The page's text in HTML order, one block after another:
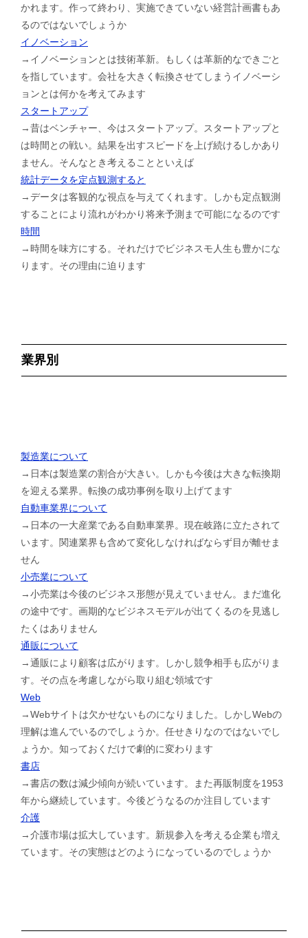
かれます。作って終わり、実施できていない経営計画書もあ
るのではないでしょうか
イノベーション
→イノベーションとは技術革新。もしくは革新的なできごと
を指しています。会社を大きく転換させてしまうイノベーシ
ョンとは何かを考えてみます
スタートアップ
→昔はベンチャー、今はスタートアップ。スタートアップと
は時間との戦い。結果を出すスピードを上げ続けるしかあり
ません。そんなとき考えることといえば
統計データを定点観測すると
→データは客観的な視点を与えてくれます。しかも定点観測
することにより流れがわかり将来予測まで可能になるのです
時間
→時間を味方にする。それだけでビジネスモ人生も豊かにな
ります。その理由に迫ります
業界別
製造業について
→日本は製造業の割合が大きい。しかも今後は大きな転換期
を迎える業界。転換の成功事例を取り上げてます
自動車業界について
→日本の一大産業である自動車業界。現在岐路に立たされて
います。関連業界も含めて変化しなければならず目が離せま
せん
小売業について
→小売業は今後のビジネス形態が見えていません。まだ進化
の途中です。画期的なビジネスモデルが出てくるのを見逃し
たくはありません
通販について
→通販により顧客は広がります。しかし競争相手も広がりま
す。その点を考慮しながら取り組む領域です
Web
→Webサイトは欠かせないものになりました。しかしWebの
理解は進んでいるのでしょうか。任せきりなのではないでし
ょうか。知っておくだけで劇的に変わります
書店
→書店の数は減少傾向が続いています。また再販制度を1953
年から継続しています。今後どうなるのか注目しています
介護
→介護市場は拡大しています。新規参入を考える企業も増え
ています。その実態はどのようになっているのでしょうか